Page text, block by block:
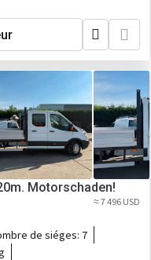
Motorschaden!
≈ 7 496 USD
de siéges: 7